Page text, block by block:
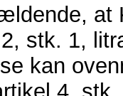
at
stk. 1,
kan